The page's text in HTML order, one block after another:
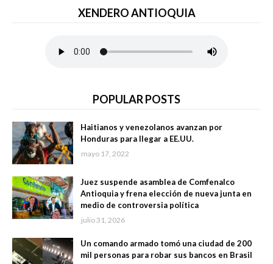
XENDERO ANTIOQUIA
POPULAR POSTS
Haitianos y venezolanos avanzan por
Honduras para llegar a EE.UU.
mayo 17, 2022
Juez suspende asamblea de Comfenalco
Antioquia y frena elección de nueva junta en
medio de controversia política
julio 31, 2026
Un comando armado tomó una ciudad de 200
mil personas para robar sus bancos en Brasil